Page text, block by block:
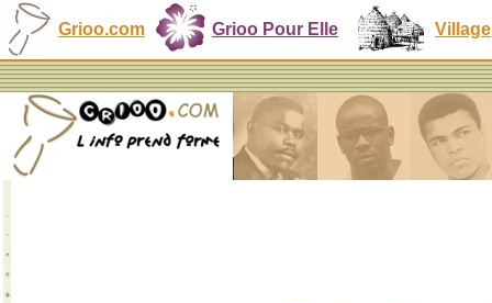
Grioo.com Grioo Pour Elle Village